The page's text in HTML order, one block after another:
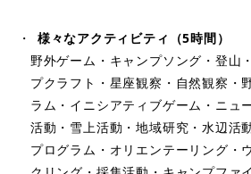
様々なアクティビティ（5時間）
野外ゲーム・キャンプソング・登山
プクラフト・星座観察・自然観察・
ラム・イニシアティブゲーム・ニュ
活動・雪上活動・地域研究・水辺活
プログラム・オリエンテーリング・